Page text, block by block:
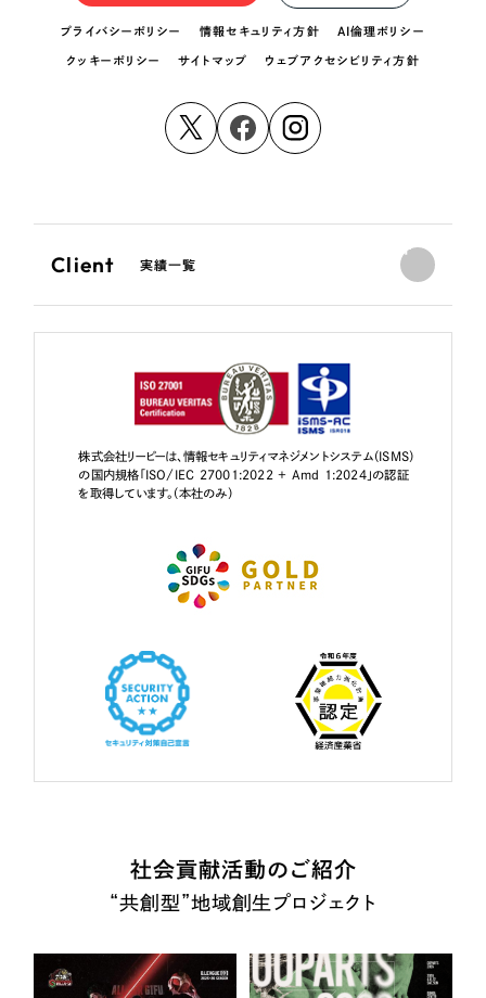
プライバシーポリシー 情報セキュリティ方針 AI倫理ポリシー
クッキーポリシー サイトマップ ウェブアクセシビリティ方針
Client 実績一覧
株式会社リーピーは、情報セキュリティマネジメントシステム（ISMS）
の国内規格「ISO/IEC 27001:2022 + Amd 1:2024」の認証
を取得しています。（本社のみ）
社会貢献活動のご紹介
“共創型”地域創生プロジェクト